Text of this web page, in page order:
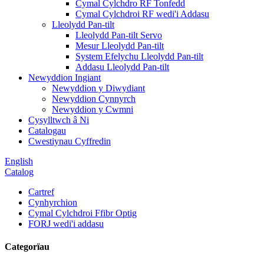
Cymal Cylchdro RF Tonfedd
Cymal Cylchdroi RF wedi'i Addasu
Lleolydd Pan-tilt
Lleolydd Pan-tilt Servo
Mesur Lleolydd Pan-tilt
System Efelychu Lleolydd Pan-tilt
Addasu Lleolydd Pan-tilt
Newyddion Ingiant
Newyddion y Diwydiant
Newyddion Cynnyrch
Newyddion y Cwmni
Cysylltwch â Ni
Catalogau
Cwestiynau Cyffredin
English
Catalog
Cartref
Cynhyrchion
Cymal Cylchdroi Ffibr Optig
FORJ wedi'i addasu
Categorïau